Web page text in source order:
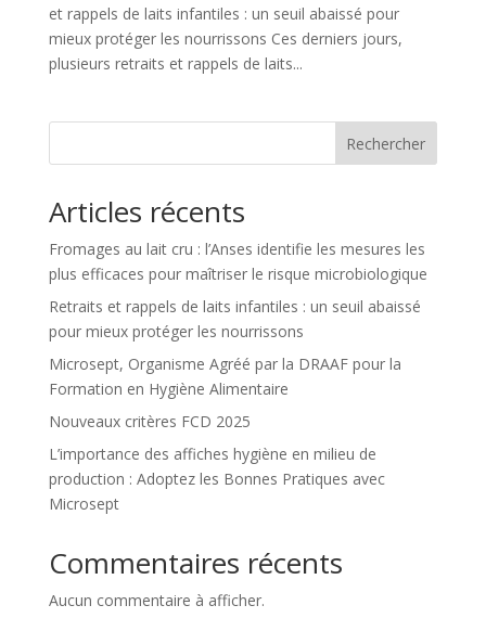
et rappels de laits infantiles : un seuil abaissé pour
mieux protéger les nourrissons Ces derniers jours,
plusieurs retraits et rappels de laits...
Rechercher
Articles récents
Fromages au lait cru : l’Anses identifie les mesures les
plus efficaces pour maîtriser le risque microbiologique
Retraits et rappels de laits infantiles : un seuil abaissé
pour mieux protéger les nourrissons
Microsept, Organisme Agréé par la DRAAF pour la
Formation en Hygiène Alimentaire
Nouveaux critères FCD 2025
L’importance des affiches hygiène en milieu de
production : Adoptez les Bonnes Pratiques avec
Microsept
Commentaires récents
Aucun commentaire à afficher.